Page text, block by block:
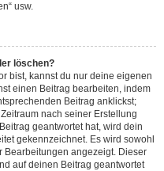
usw.
löschen?
bist, kannst du nur deine eigenen
einen Beitrag bearbeiten, indem
Beitrag anklickst;
nach seiner Erstellung
geantwortet hat, wird dein
gekennzeichnet. Es wird sowohl
Bearbeitungen angezeigt. Dieser
auf deinen Beitrag geantwortet